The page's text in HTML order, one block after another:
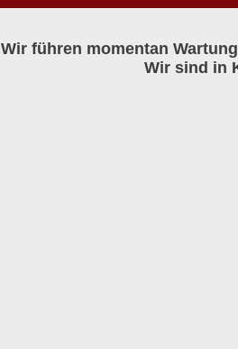
Wir führen momentan
Wir sind in